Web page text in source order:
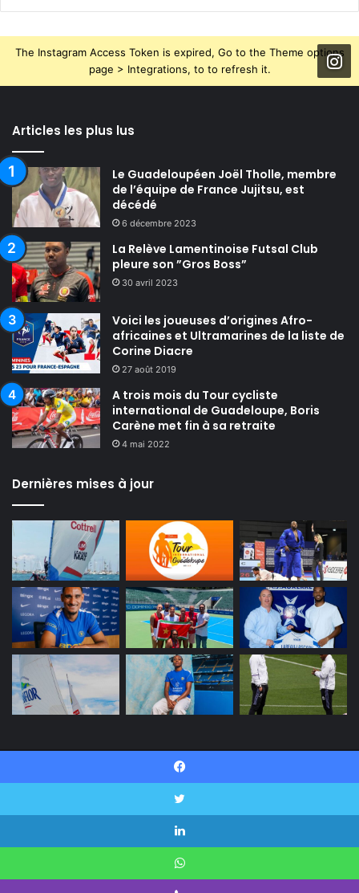
The Instagram Access Token is expired, Go to the Theme options
page > Integrations, to to refresh it.
Articles les plus lus
Le Guadeloupéen Joël Tholle, membre
de l’équipe de France Jujitsu, est
décédé
6 décembre 2023
La Relève Lamentinoise Futsal Club
pleure son ”Gros Boss”
30 avril 2023
Voici les joueuses d’origines Afro-
africaines et Ultramarines de la liste de
Corine Diacre
27 août 2019
A trois mois du Tour cycliste
international de Guadeloupe, Boris
Carène met fin à sa retraite
4 mai 2022
Dernières mises à jour
Politique de confidentialité
Facebook
TwitterLinkedinYouTubeInstagramSnapchat
Facebook
Twitter
Linkedin
WhatsApp